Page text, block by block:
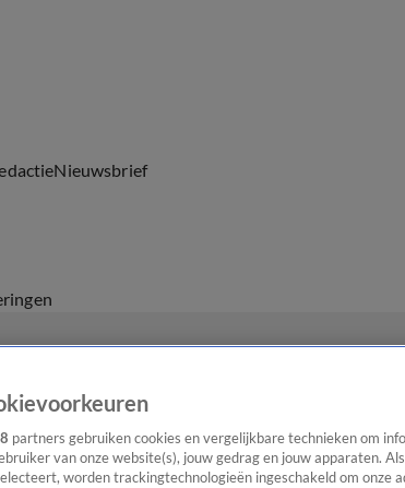
Nieuwsbrief
partners gebruiken cookies en vergelijkbare technieken om
van onze website(s), jouw gedrag en jouw apparaten.
worden trackingtechnologieën ingeschakeld om onze